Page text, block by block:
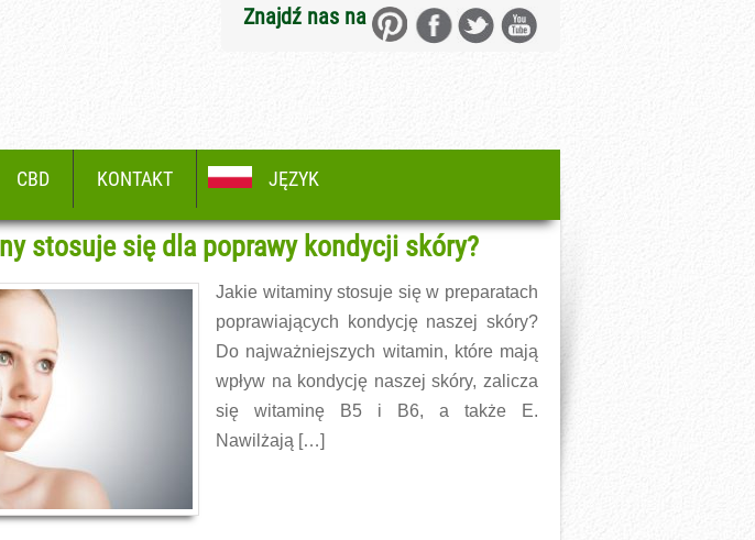
Znajdź nas na
CBD KONTAKT JĘZYK
stosuje się dla poprawy kondycji skóry?
Jakie witaminy stosuje się w preparatach
poprawiających kondycję naszej skóry?
Do najważniejszych witamin, które mają
wpływ na kondycję naszej skóry, zalicza
się witaminę B5 i B6, a także E.
Nawilżają […]